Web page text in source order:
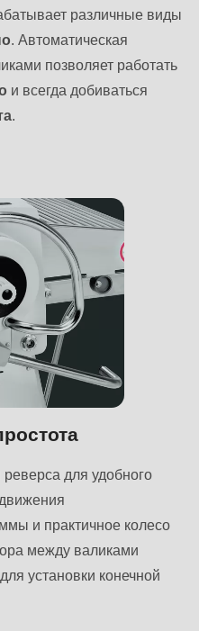
различные виды
. Автоматическая
позволяет работать
и всегда добиваться
.
для удобного
и практичное колесо
между валиками
установки конечной